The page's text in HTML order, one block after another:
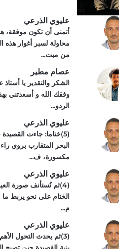
عليوي الذرعي
أتمنى أن تكون موفقة،
محاولة لسبر أغوار هذه
من مبت...
عصام مطير
الشكر والتقدير يا أستاذ
وفقك الله و أسعدتني
الردو...
عليوي الذرعي
(5)ختاما: جاءت
البحر المتقارب بروي راء
مكسورة، ف...
عليوي الذرعي
(4)ثم تُستأنف صورة
الختام على نحو يربط ما
م...
عليوي الذرعي
(3)ثم يحدث التحول